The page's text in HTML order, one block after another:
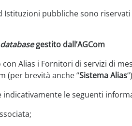
Istituzioni pubbliche sono
databasegestito dall’AGCom
Alias i Fornitori di servizi di
(per brevità anche “Sistema Alias
le seguenti